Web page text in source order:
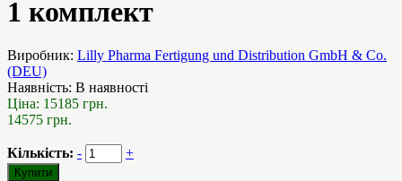
1 комплект
Виробник: Lilly Pharma Fertigung und Distribution GmbH & Co.
(DEU)
Наявність: В наявності
Ціна: 15185 грн.
14575 грн.
Кількість: - +